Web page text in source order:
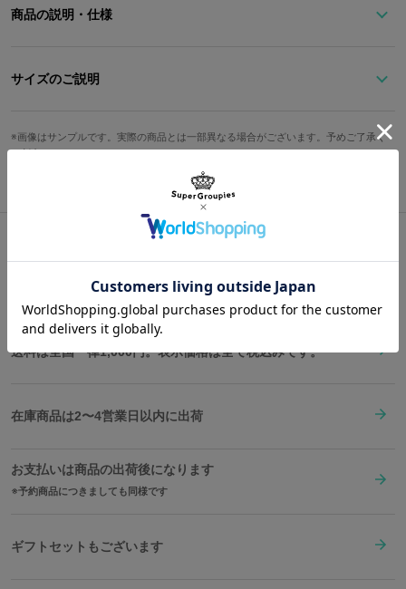
商品の説明・仕様
んをイメージした2wayハンドバッグ
メージしたディテールがコラボならではのデザインとなっていま
内装はイメージカラーのオレンジに染めた生地を採用し、オープン
ポケットとファスナーポケットも装備。
ファスナーポケットにはエッフェル塔、制服のリボン、衣装のネッ
オリジナル裏地が広がります。
取り外しのできるショルダーストラップ付きで、お買い物に行く際
はハンズフリーでショッピングを堪能できます。柔道もファッショ
サイズのご説明
高さ 幅 奥行
上がり
最長
重さ
画像はサンプルです。実際の商品とは一部異なる場合がございます。予めご了承く
ださい。
Shopping Guide
お買い物で困った時はこちらをチェック
送料は全国一律1,000円。表示価格は全て税込みです。
在庫商品は2〜4営業日以内に出荷
お支払いは商品の出荷後になります
予約商品につきましても同様です
ギフトセットもございます